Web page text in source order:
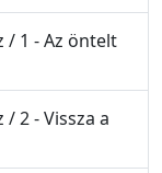
/ 1 - Az öntelt
2 - Vissza a